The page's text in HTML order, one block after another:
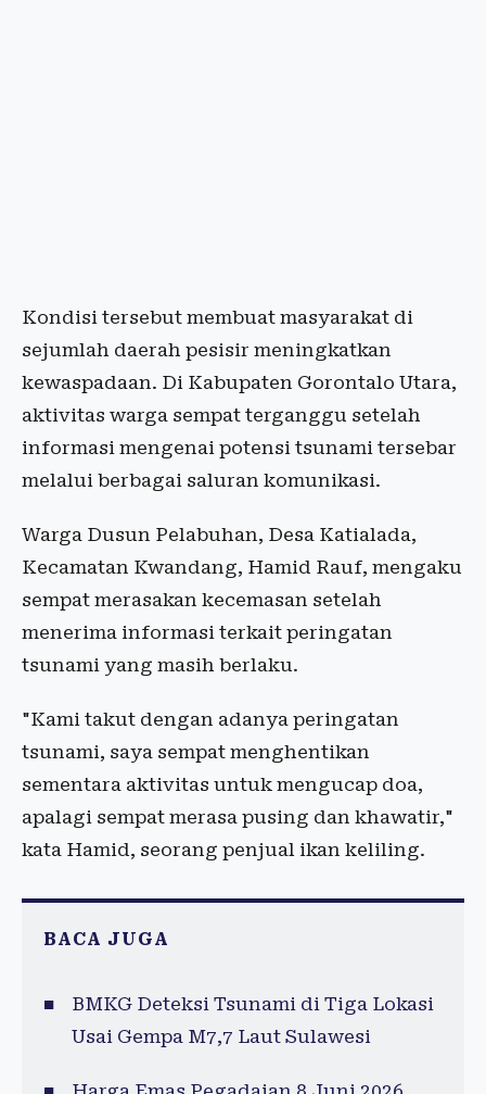
Kondisi tersebut membuat masyarakat di
sejumlah daerah pesisir meningkatkan
kewaspadaan. Di Kabupaten Gorontalo Utara,
aktivitas warga sempat terganggu setelah
informasi mengenai potensi tsunami tersebar
melalui berbagai saluran komunikasi.
Warga Dusun Pelabuhan, Desa Katialada,
Kecamatan Kwandang, Hamid Rauf, mengaku
sempat merasakan kecemasan setelah
menerima informasi terkait peringatan
tsunami yang masih berlaku.
"Kami takut dengan adanya peringatan
tsunami, saya sempat menghentikan
sementara aktivitas untuk mengucap doa,
apalagi sempat merasa pusing dan khawatir,"
kata Hamid, seorang penjual ikan keliling.
BACA JUGA
BMKG Deteksi Tsunami di Tiga Lokasi
Usai Gempa M7,7 Laut Sulawesi